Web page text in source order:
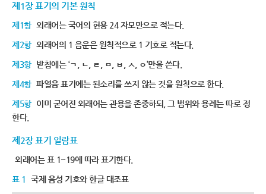
제1장 표기의 기본 원칙
제1항 외래어는 국어의 현용 24 자모만으로 적는다.
제2항 외래어의 1 음운은 원칙적으로 1 기호로 적는다.
제3항 받침에는 ‘ㄱ, ㄴ, ㄹ, ㅁ, ㅂ, ㅅ, ㅇ’만을 쓴다.
제4항 파열음 표기에는 된소리를 쓰지 않는 것을 원칙으로 한다.
제5항 이미 굳어진 외래어는 관용을 존중하되, 그 범위와 용례는 따로 정
한다.
제2장 표기 일람표
외래어는 표 1~19에 따라 표기한다.
표 1 국제 음성 기호와 한글 대조표